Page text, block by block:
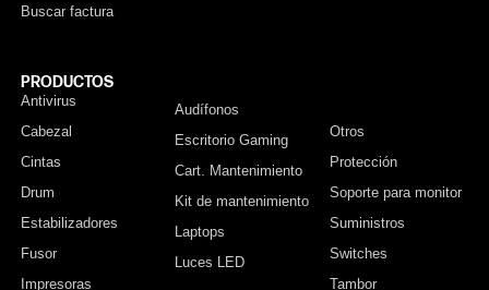
Buscar factura
PRODUCTOS
Antivirus
Cabezal
Cintas
Drum
Estabilizadores
Fusor
Impresoras
Audífonos
Escritorio Gaming
Cart. Mantenimiento
Kit de mantenimiento
Laptops
Luces LED
Otros
Protección
Soporte para monitor
Suministros
Switches
Tambor